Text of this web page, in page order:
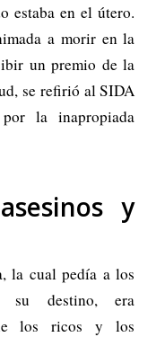
estaba en el útero.
a morir en la
un premio de la
se refirió al SIDA
la inapropiada
y
la cual pedía a los
su destino, era
los ricos y los